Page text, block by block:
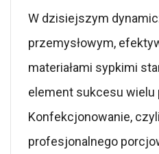
W dzisiejszym
przemysłowym,
materiałami sypkimi
element sukcesu wielu
Konfekcjonowanie,
profesjonalnego